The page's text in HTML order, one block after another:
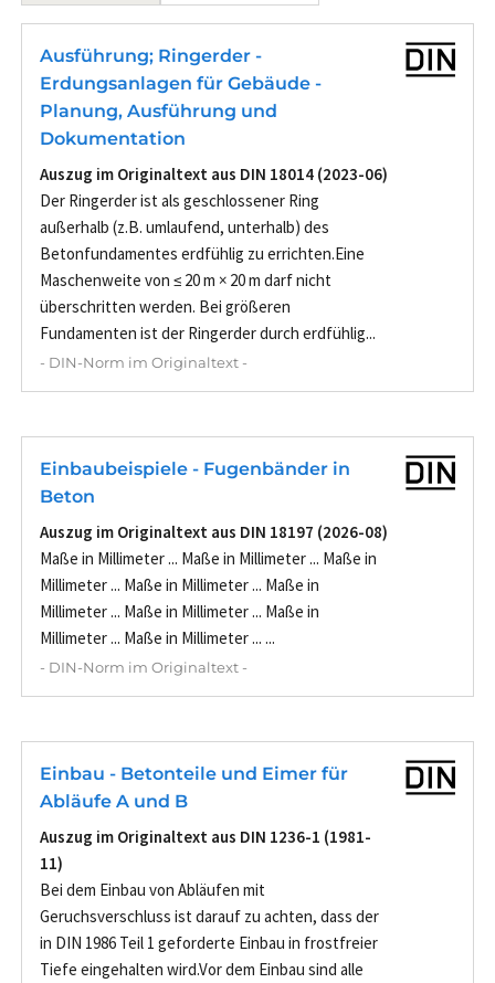
Ausführung; Ringerder -
Erdungsanlagen für Gebäude -
Planung, Ausführung und
Dokumentation
Auszug im Originaltext aus DIN 18014 (2023-06)
Der Ringerder ist als geschlossener Ring
außerhalb (z.B. umlaufend, unterhalb) des
Betonfundamentes erdfühlig zu errichten.Eine
Maschenweite von ≤ 20 m × 20 m darf nicht
überschritten werden. Bei größeren
Fundamenten ist der Ringerder durch erdfühlig...
- DIN-Norm im Originaltext -
Einbaubeispiele - Fugenbänder in
Beton
Auszug im Originaltext aus DIN 18197 (2026-08)
Maße in Millimeter ... Maße in Millimeter ... Maße in
Millimeter ... Maße in Millimeter ... Maße in
Millimeter ... Maße in Millimeter ... Maße in
Millimeter ... Maße in Millimeter ... ...
- DIN-Norm im Originaltext -
Einbau - Betonteile und Eimer für
Abläufe A und B
Auszug im Originaltext aus DIN 1236-1 (1981-
11)
Bei dem Einbau von Abläufen mit
Geruchsverschluss ist darauf zu achten, dass der
in DIN 1986 Teil 1 geforderte Einbau in frostfreier
Tiefe eingehalten wird.Vor dem Einbau sind alle